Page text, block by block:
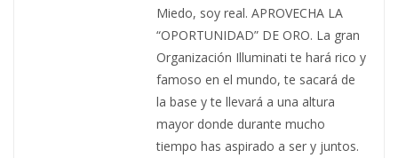
Miedo, soy real. APROVECHA LA
“OPORTUNIDAD” DE ORO. La gran
Organización Illuminati te hará rico y
famoso en el mundo, te sacará de
la base y te llevará a una altura
mayor donde durante mucho
tiempo has aspirado a ser y juntos.